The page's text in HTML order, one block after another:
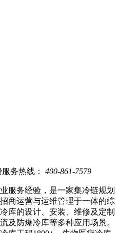
务热线： 400-861-7579
服务经验，是一家集冷链规划
商运营与运维管理于一体的综
库的设计、安装、维修及定制
及防爆冷库等多种应用场景。